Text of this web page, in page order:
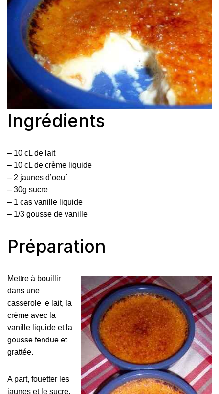
Ingrédients
– 10 cL de lait
– 10 cL de crème liquide
– 2 jaunes d’oeuf
– 30g sucre
– 1 cas vanille liquide
– 1/3 gousse de vanille
Préparation
Mettre à bouillir
dans une
casserole le lait, la
crème avec la
vanille liquide et la
gousse fendue et
grattée.
A part, fouetter les
jaunes et le sucre.